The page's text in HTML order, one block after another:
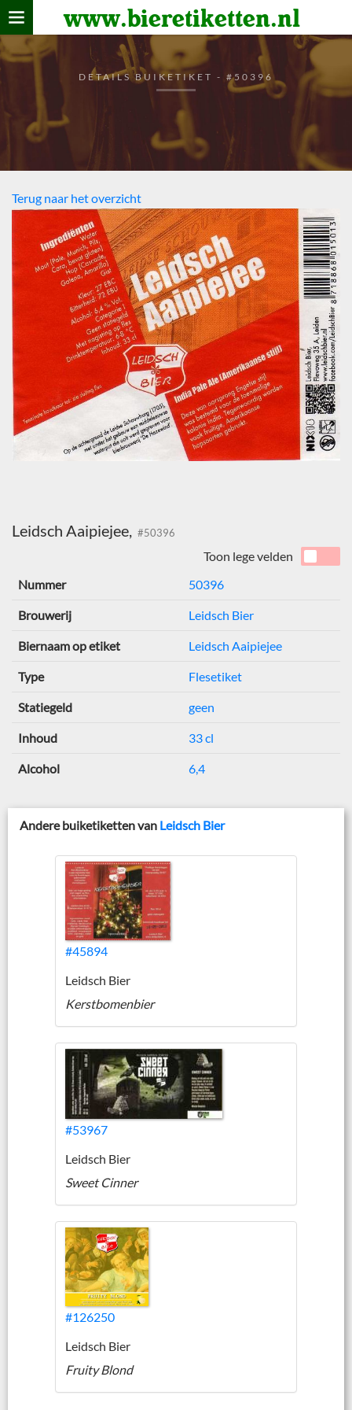
www.bieretiketten.nl
Home
verzamelen
De bierkaart
Bezoekers
DETAILS BUIKETIKET - #50396
Terug naar het overzicht
Leidsch Aaipiejee, #50396
Toon lege velden
Nummer
50396
Brouwerij Leidsch Bier
Biernaam op etiket Leidsch Aaipiejee
Type Flesetiket
Statiegeld geen
Inhoud 33 cl
Alcohol 6,4
Andere buiketiketten van Leidsch Bier
#45894
Leidsch Bier
Kerstbomenbier
#53967
Leidsch Bier
Sweet Cinner
#126250
Leidsch Bier
Fruity Blond